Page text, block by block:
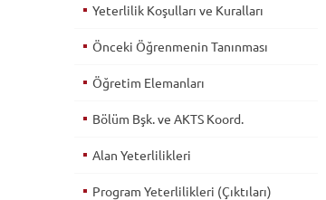
Yeterlilik Koşulları ve Kuralları
Önceki Öğrenmenin Tanınması
Öğretim Elemanları
Bölüm Bşk. ve AKTS Koord.
Alan Yeterlilikleri
Program Yeterlilikleri (Çıktıları)